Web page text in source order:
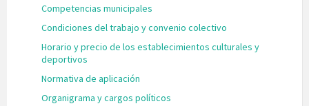
Competencias municipales
Condiciones del trabajo y convenio colectivo
Horario y precio de los establecimientos culturales y
deportivos
Normativa de aplicación
Organigrama y cargos políticos